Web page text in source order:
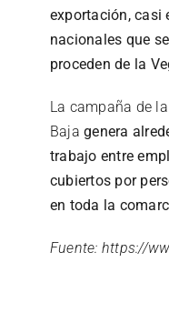
exportación, casi
nacionales que
proceden de la
La campaña de
Bajagenera
trabajo entre
cubiertos por
en toda la
Fuente: https://